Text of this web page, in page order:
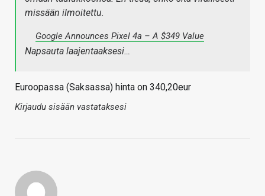
missään ilmoitettu.
Google Announces Pixel 4a – A $349 Value
Napsauta laajentaaksesi…
Euroopassa (Saksassa) hinta on 340,20eur
Kirjaudu sisään vastataksesi